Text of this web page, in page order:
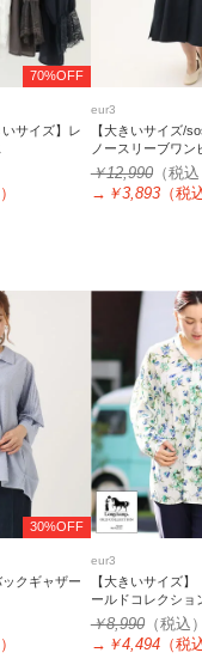
70%OFF
いサイズ】レ
eur3
【大きいサイズ/
ノースリーブワン
￥12,990（税
→ ￥3,893（税
30%OFF
ックギャザー
eur3
【大きいサイズ
ールドコレクショ
イブラウス
￥8,990（税込
→ ￥4,494（税